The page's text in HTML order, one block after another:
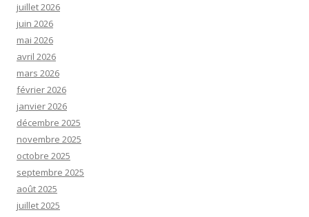
juillet 2026
juin 2026
mai 2026
avril 2026
mars 2026
février 2026
janvier 2026
décembre 2025
novembre 2025
octobre 2025
septembre 2025
août 2025
juillet 2025